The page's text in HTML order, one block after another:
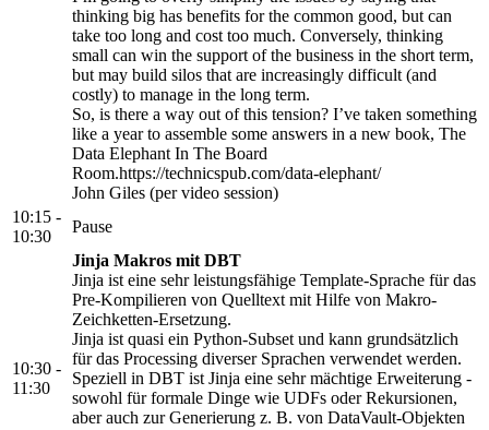
thinking big has benefits for the common good, but can
take too long and cost too much. Conversely, thinking
small can win the support of the business in the short term,
but may build silos that are increasingly difficult (and
costly) to manage in the long term.
So, is there a way out of this tension? I’ve taken something
like a year to assemble some answers in a new book, The
Data Elephant In The Board
Room.https://technicspub.com/data-elephant/
John Giles (per video session)
10:15 -
10:30
Pause
10:30 -
11:30
Jinja Makros mit DBT
Jinja ist eine sehr leistungsfähige Template-Sprache für das
Pre-Kompilieren von Quelltext mit Hilfe von Makro-
Zeichketten-Ersetzung.
Jinja ist quasi ein Python-Subset und kann grundsätzlich
für das Processing diverser Sprachen verwendet werden.
Speziell in DBT ist Jinja eine sehr mächtige Erweiterung -
sowohl für formale Dinge wie UDFs oder Rekursionen,
aber auch zur Generierung z. B. von DataVault-Objekten